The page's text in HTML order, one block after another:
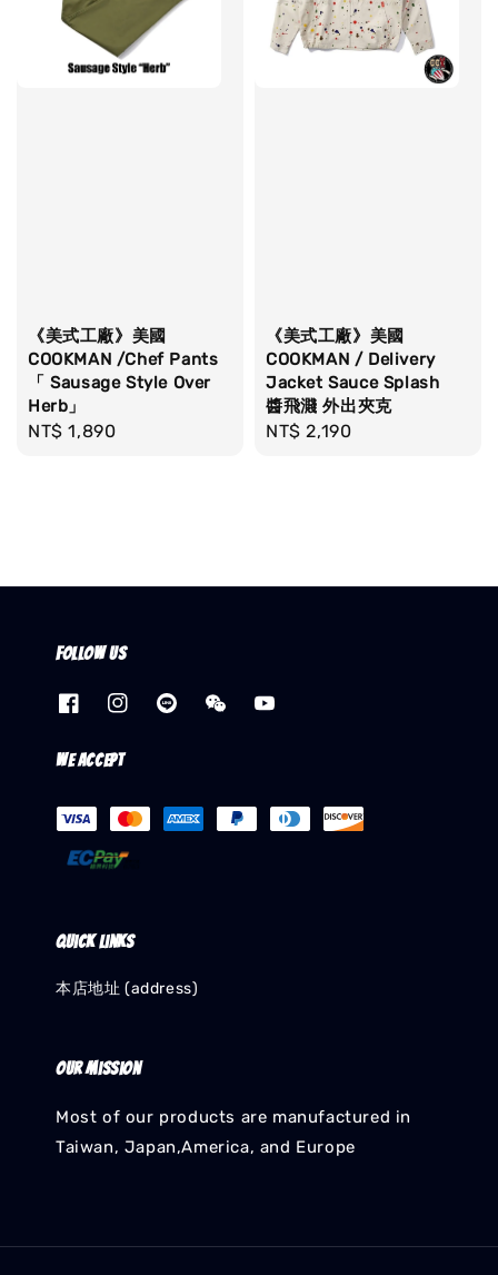
《美式工廠》美國
COOKMAN /Chef Pants
「 Sausage Style Over
Herb」
Regular
NT$ 1,890
《美式工廠》美國
COOKMAN / Delivery
Jacket Sauce Splash
醬飛濺 外出夾克
Regular
NT$ 2,190
Follow us
We accept
Quick links
本店地址 (address)
Our mission
Most of our products are manufactured in
Taiwan, Japan,America, and Europe